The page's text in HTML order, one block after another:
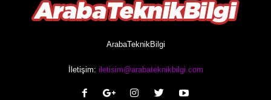
ArabaTeknikBilgi
İletişim: iletisim@arabateknikbilgi.com